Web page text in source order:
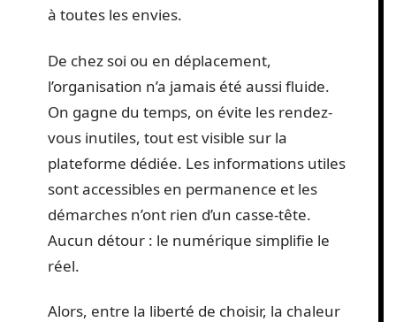
à toutes les envies.
De chez soi ou en déplacement,
l’organisation n’a jamais été aussi fluide.
On gagne du temps, on évite les rendez-
vous inutiles, tout est visible sur la
plateforme dédiée. Les informations utiles
sont accessibles en permanence et les
démarches n’ont rien d’un casse-tête.
Aucun détour : le numérique simplifie le
réel.
Alors, entre la liberté de choisir, la chaleur